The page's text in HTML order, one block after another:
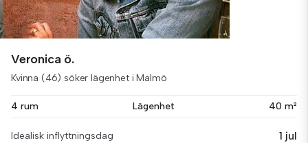
Veronica ö.
Kvinna (46) söker lägenhet i Malmö
4 rum Lägenhet 40 m²
Idealisk inflyttningsdag 1 jul